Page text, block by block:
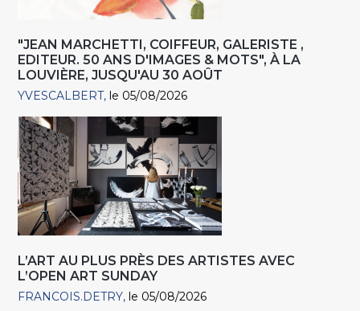
"JEAN MARCHETTI, COIFFEUR, GALERISTE ,
EDITEUR. 50 ANS D'IMAGES & MOTS", À LA
LOUVIÈRE, JUSQU'AU 30 AOÛT
YVESCALBERT le 05/08/2026
L’ART AU PLUS PRÈS DES ARTISTES AVEC
L’OPEN ART SUNDAY
FRANCOIS.DETRY le 05/08/2026